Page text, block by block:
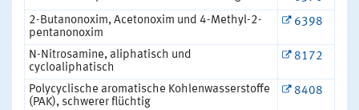
2-Butanonoxim, Acetonoxim und 4-Methyl-2-
pentanonoxim
6398
N-Nitrosamine, aliphatisch und
cycloaliphatisch
8172
Polycyclische aromatische Kohlenwasserstoffe
(PAK), schwerer flüchtig
8408